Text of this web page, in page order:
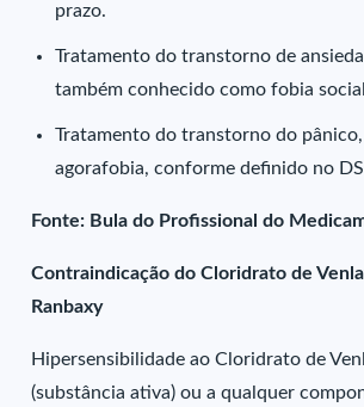
prazo.
Tratamento do transtorno de
também conhecido como fobia
Tratamento do transtorno do
agorafobia, conforme definido no
Fonte: Bula do Profissional do
Contraindicação do Cloridrato de
Ranbaxy
Hipersensibilidade ao Cloridrato de
(substância ativa) ou a qualquer